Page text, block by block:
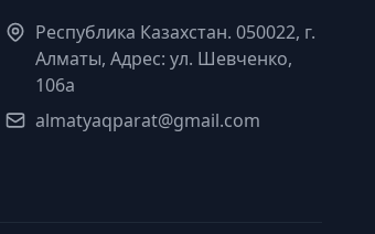
Республика Казахстан. 050022, г.
Алматы, Адрес: ул. Шевченко,
106а
almatyaqparat@gmail.com